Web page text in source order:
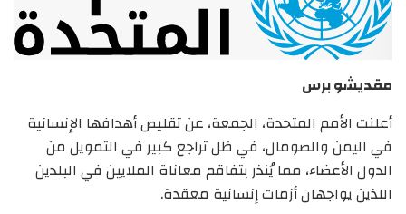
مقديشو برس
أعلنت الأمم المتحدة، الجمعة، عن تقليص أهدافها الإنسانية
في اليمن والصومال، في ظل تراجع كبير في التمويل من
الدول الأعضاء، مما يُنذر بتفاقم معاناة الملايين في البلدين
اللذين يواجهان أزمات إنسانية معقدة.